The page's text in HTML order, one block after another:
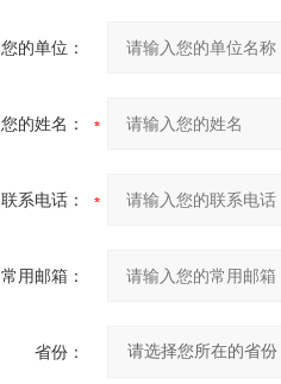
您的单位：
您的姓名：
联系电话：
常用邮箱：
省份：